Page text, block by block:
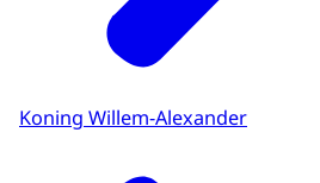
Koning Willem-Alexander